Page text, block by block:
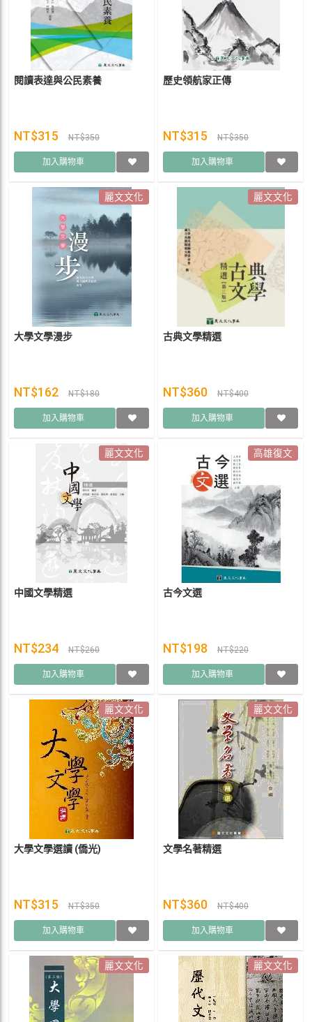
閱讀表達與公民素養
NT$315 NT$350
加入購物車
歷史領航家正傳
NT$315 NT$350
加入購物車
麗文文化
大學文學漫步
NT$162 NT$180
加入購物車
麗文文化
古典文學精選
NT$360 NT$400
加入購物車
麗文文化
中國文學精選
NT$234 NT$260
加入購物車
高雄復文
古今文選
NT$198 NT$220
加入購物車
麗文文化
大學文學選讀 (僑光)
NT$315 NT$350
加入購物車
麗文文化
文學名著精選
NT$360 NT$400
加入購物車
麗文文化 麗文文化